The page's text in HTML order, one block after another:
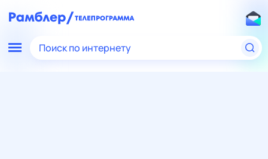
Поиск по интернету